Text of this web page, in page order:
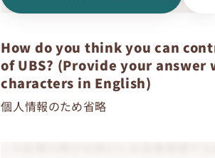
How do you think you can
of UBS? (Provide your answer
characters in English)
個人情報のため省略